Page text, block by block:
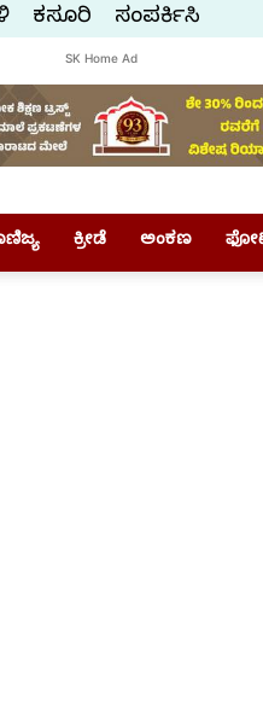
ಕಸ್ತೂರಿ ಸಂಪರ್ಕಿಸಿ
SK Home Ad
ಕ್ರೀಡೆ ಅಂಕಣ